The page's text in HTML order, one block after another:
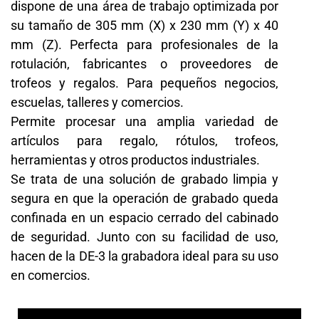
dispone de una área de trabajo optimizada por
su tamaño de 305 mm (X) x 230 mm (Y) x 40
mm (Z). Perfecta para profesionales de la
rotulación, fabricantes o proveedores de
trofeos y regalos. Para pequeños negocios,
escuelas, talleres y comercios.
Permite procesar una amplia variedad de
artículos para regalo, rótulos, trofeos,
herramientas y otros productos industriales.
Se trata de una solución de grabado limpia y
segura en que la operación de grabado queda
confinada en un espacio cerrado del cabinado
de seguridad. Junto con su facilidad de uso,
hacen de la DE-3 la grabadora ideal para su uso
en comercios.